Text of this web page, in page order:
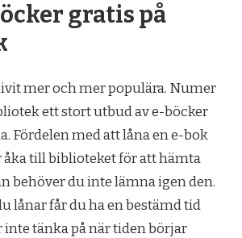
gratis på
mer och mer populära. Numer
ett stort utbud av e-böcker
Fördelen med att låna en e-bok
åka till biblioteket för att hämta
behöver du inte lämna igen den.
lånar får du ha en bestämd tid
inte tänka på när tiden börjar